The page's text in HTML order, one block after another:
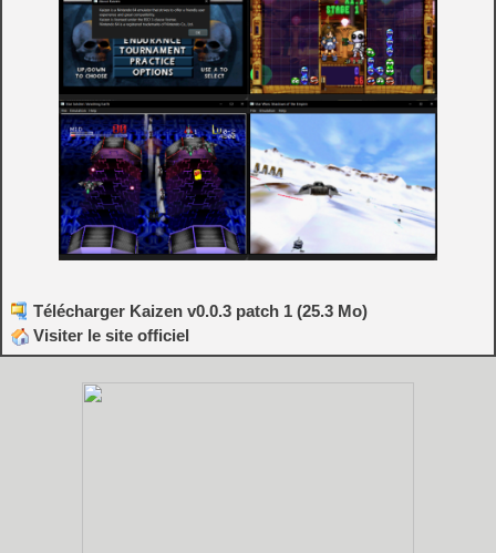
Télécharger Kaizen v0.0.3 patch 1 (25.3 Mo)
Visiter le site officiel